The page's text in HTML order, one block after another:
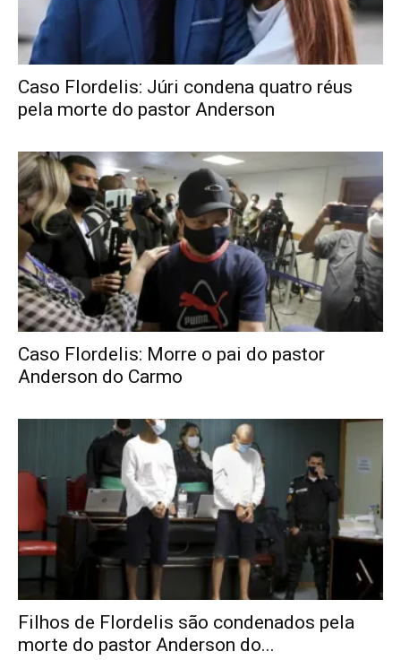
Caso Flordelis: Júri condena quatro réus
pela morte do pastor Anderson
Caso Flordelis: Morre o pai do pastor
Anderson do Carmo
Filhos de Flordelis são condenados pela
morte do pastor Anderson do...